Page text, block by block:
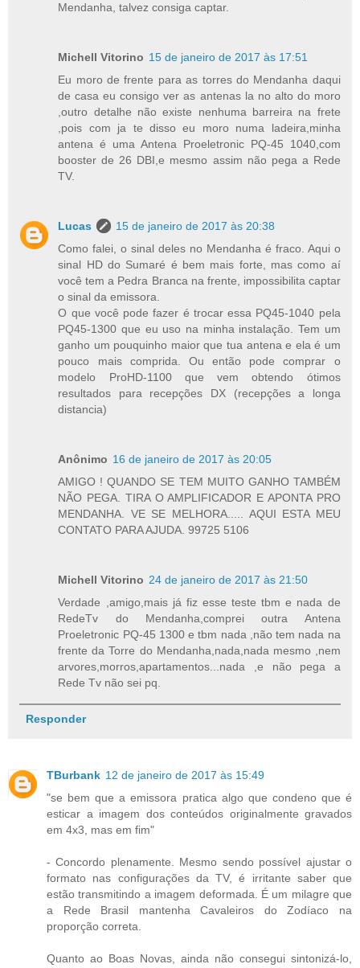
Mendanha, talvez consiga captar.
Michell Vitorino 15 de janeiro de 2017 às 17:51
Eu moro de frente para as torres do Mendanha daqui
de casa eu consigo ver as antenas la no alto do moro
,outro detalhe não existe nenhuma barreira na frete
,pois com ja te disso eu moro numa ladeira,minha
antena é uma Antena Proeletronic PQ-45 1040,com
booster de 26 DBI,e mesmo assim não pega a Rede
TV.
Lucas
15 de janeiro de 2017 às 20:38
Como falei, o sinal deles no Mendanha é fraco. Aqui o
sinal HD do Sumaré é bem mais forte, mas como aí
você tem a Pedra Branca na frente, impossibilita captar
o sinal da emissora.
O que você pode fazer é trocar essa PQ45-1040 pela
PQ45-1300 que eu uso na minha instalação. Tem um
ganho um pouquinho maior que tua antena e ela é um
pouco mais comprida. Ou então pode comprar o
modelo ProHD-1100 que vem obtendo ótimos
resultados para recepções DX (recepções a longa
distancia)
Anônimo 16 de janeiro de 2017 às 20:05
AMIGO ! QUANDO SE TEM MUITO GANHO TAMBÉM
NÃO PEGA. TIRA O AMPLIFICADOR E APONTA PRO
MENDANHA. VE SE MELHORA..... AQUI ESTA MEU
CONTATO PARA AJUDA. 99725 5106
Michell Vitorino 24 de janeiro de 2017 às 21:50
Verdade ,amigo,mais já fiz esse teste tbm e nada de
RedeTv do Mendanha,comprei outra Antena
Proeletronic PQ-45 1300 e tbm nada ,não tem nada na
frente da Torre do Mendanha,nada,nada mesmo ,nem
arvores,morros,apartamentos...nada ,e não pega a
Rede Tv não sei pq.
Responder
TBurbank 12 de janeiro de 2017 às 15:49
"se bem que a emissora pratica algo que condeno que é
esticar a imagem dos conteúdos originalmente gravados
em 4x3, mas em fim"
- Concordo plenamente. Mesmo sendo possível ajustar o
formato nas configurações da TV, é irritante saber que
estão transmitindo a imagem deformada. É um milagre que
a Rede Brasil mantenha Cavaleiros do Zodíaco na
proporção correta.
Quanto ao Boas Novas, ainda não consegui sintonizá-lo,